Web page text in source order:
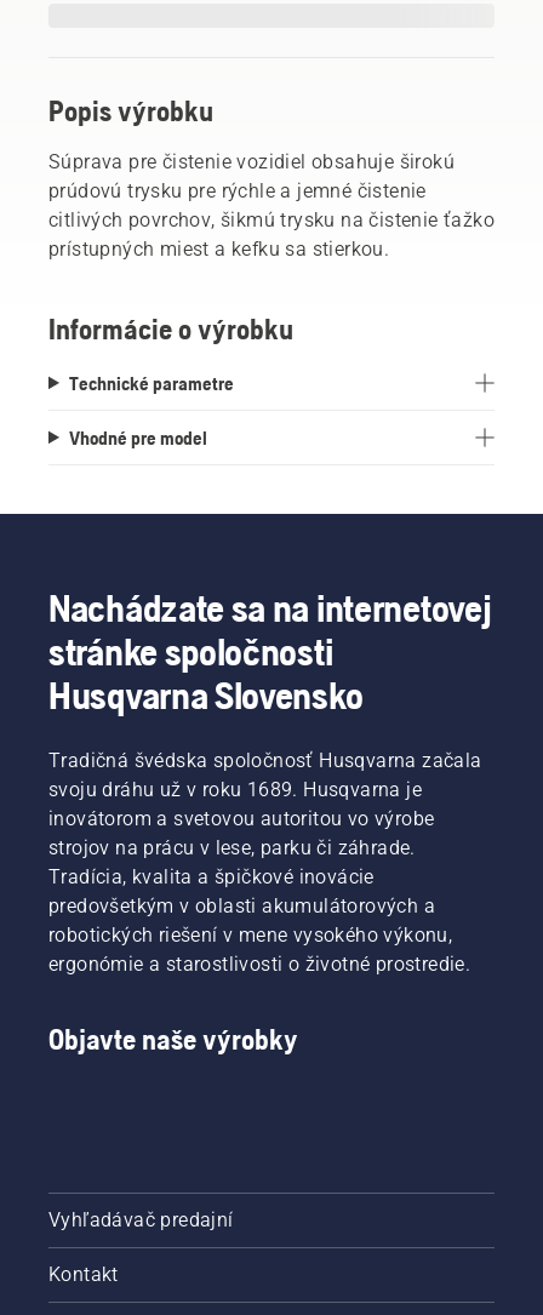
Popis výrobku
Súprava pre čistenie vozidiel obsahuje širokú
prúdovú trysku pre rýchle a jemné čistenie
citlivých povrchov, šikmú trysku na čistenie ťažko
prístupných miest a kefku sa stierkou.
Informácie o výrobku
Technické parametre
Vhodné pre model
Nachádzate sa na internetovej
stránke spoločnosti
Husqvarna Slovensko
Tradičná švédska spoločnosť Husqvarna začala
svoju dráhu už v roku 1689. Husqvarna je
inovátorom a svetovou autoritou vo výrobe
strojov na prácu v lese, parku či záhrade.
Tradícia, kvalita a špičkové inovácie
predovšetkým v oblasti akumulátorových a
robotických riešení v mene vysokého výkonu,
ergonómie a starostlivosti o životné prostredie.
Objavte naše výrobky
Vyhľadávač predajní
Kontakt